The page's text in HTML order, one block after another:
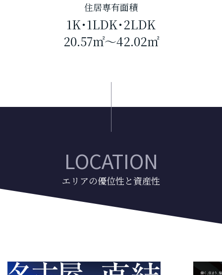
住居専有面積
1K･1LDK･2LDK
20.57㎡～42.02㎡
LOCATION
エリアの優位性と資産性